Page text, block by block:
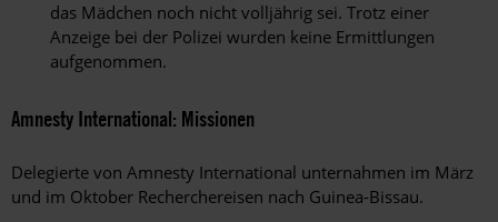
das Mädchen noch nicht volljährig sei. Trotz einer
Anzeige bei der Polizei wurden keine Ermittlungen
aufgenommen.
Amnesty International: Missionen
Delegierte von Amnesty International unternahmen im März
und im Oktober Recherchereisen nach Guinea-Bissau.